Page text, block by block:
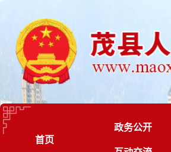
首页
政务公开